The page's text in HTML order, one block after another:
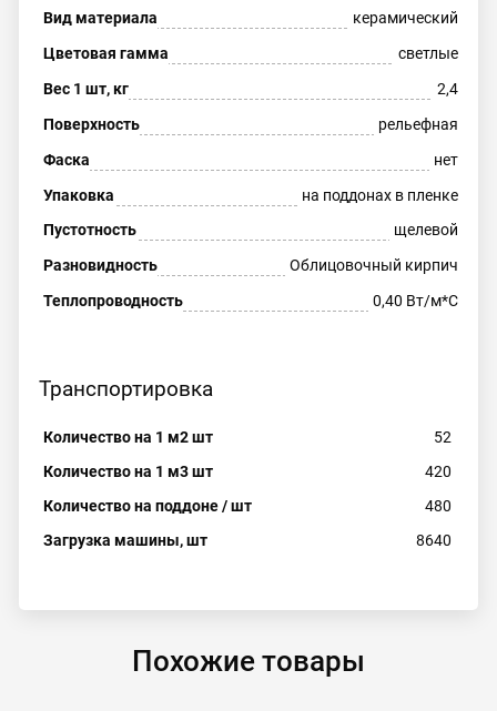
Вид материала
керамический
Цветовая гамма
светлые
Вес 1 шт, кг
2,4
Поверхность
рельефная
Фаска
нет
Упаковка
на поддонах в пленке
Пустотность
щелевой
Разновидность
Облицовочный кирпич
Теплопроводность
0,40 Вт/м*С
Транспортировка
Количество на 1 м2 шт
52
Количество на 1 м3 шт
420
Количество на поддоне / шт
480
Загрузка машины, шт
8640
Похожие товары